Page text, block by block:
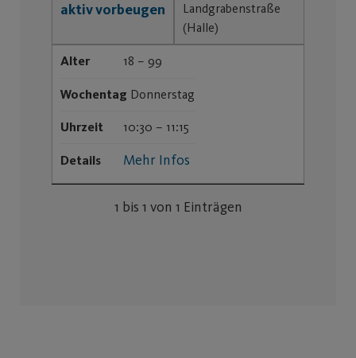
aktiv vorbeugen
Landgrabenstraße
(Halle)
Alter 18 – 99
Wochentag Donnerstag
Uhrzeit 10:30 – 11:15
Details Mehr Infos
1 bis 1 von 1 Einträgen